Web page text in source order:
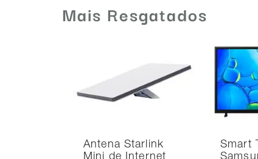
Mais Resgatados
Antena Starlink
Smart